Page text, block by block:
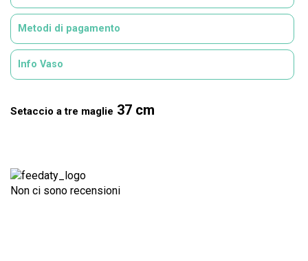
Metodi di pagamento
Info Vaso
Setaccio a tre maglie 37 cm
Non ci sono recensioni